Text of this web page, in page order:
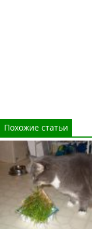
Похожие статьи